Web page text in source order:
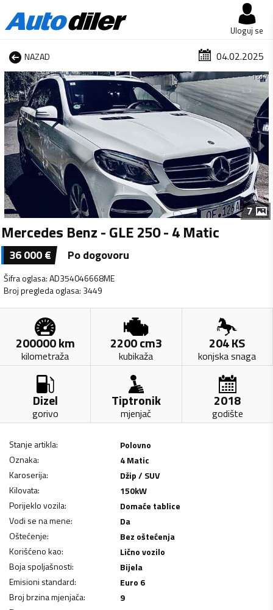
Uloguj se
NAZAD 04.02.2025
1 od 7
7
Mercedes Benz - GLE 250 - 4 Matic
36 000€ Po dogovoru
Šifra oglasa:AD354046668ME
Broj pregleda oglasa: 3449
200000km
kilometraža
2200cm3
kubikaža
204KS
konjska snaga
Dizel
gorivo
Tiptronik
mjenjač
2018
godište
Stanje artikla:
Polovno
Oznaka:
4 Matic
Karoserija:
Džip / SUV
Kilovata: 150kW
Porijeklo vozila:
Domaće tablice
Vodi se na mene:
Da
Oštećenje:
Bez oštećenja
Korišćeno kao:
Lično vozilo
Boja spoljašnosti:
Bijela
Emisioni standard:
Euro 6
Broj brzina mjenjača:
9